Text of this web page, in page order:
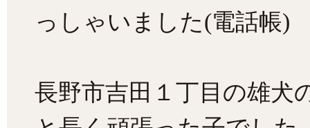
っしゃいました(電話帳)
長野市吉田１丁目の雄犬